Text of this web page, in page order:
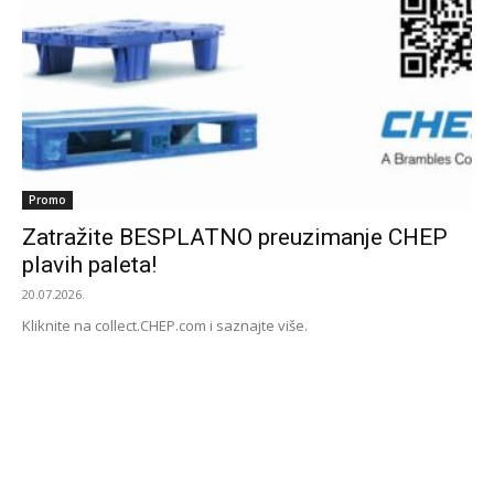
Promo
Zatražite BESPLATNO preuzimanje CHEP
plavih paleta!
20.07.2026.
Kliknite na collect.CHEP.com i saznajte više.